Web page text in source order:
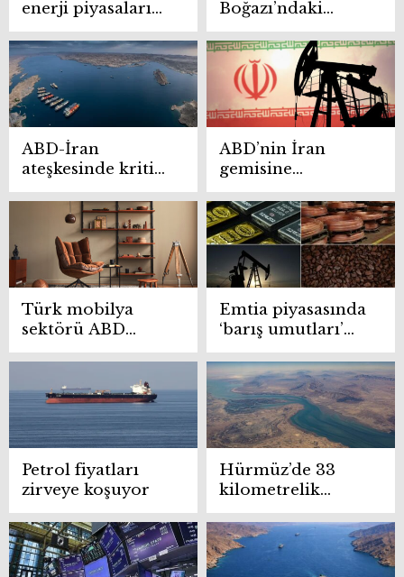
enerji piyasalarını
sarstı: Fiyatlar sert
yükseldi
Boğazı’ndaki
gerilim petrolü
yeniden 100
doların üzerine
taşıdı
ABD-İran
ateşkesinde kritik
48 saat
ABD’nin İran
gemisine
müdahalesi
petrolü sıçrattı
Türk mobilya
sektörü ABD
pazarına
500 milyon dolar
ihracat
Emtia piyasasında
‘barış umutları’
fiyatları
şekillendirdi
Petrol fiyatları
zirveye koşuyor
Hürmüz’de 33
kilometrelik
“stratejik pranga”